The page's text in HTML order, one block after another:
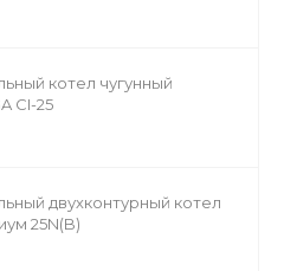
котел чугунный
CI-25
двухконтурный котел
25N(B)